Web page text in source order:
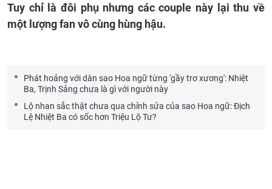
Tuy chỉ là đôi phụ nhưng các couple này lại thu về
một lượng fan vô cùng hùng hậu.
Phát hoảng với dàn sao Hoa ngữ từng 'gầy trơ xương': Nhiệt
Ba, Trịnh Sảng chưa là gì với người này
Lộ nhan sắc thật chưa qua chỉnh sửa của sao Hoa ngữ: Địch
Lệ Nhiệt Ba có sốc hơn Triệu Lộ Tư?